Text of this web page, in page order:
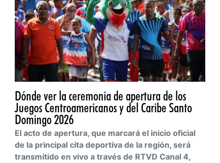
Dónde ver la ceremonia de apertura de los
Juegos Centroamericanos y del Caribe Santo
Domingo 2026
El acto de apertura, que marcará el inicio oficial
de la principal cita deportiva de la región, será
transmitido en vivo a través de RTVD Canal 4,